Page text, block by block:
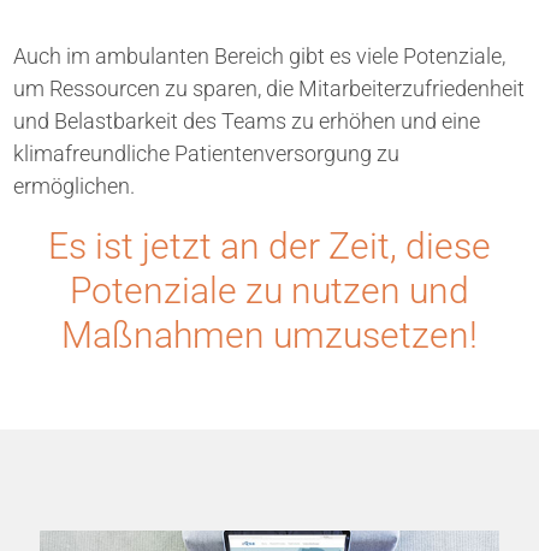
Auch im ambulanten Bereich gibt es viele Potenziale,
um Ressourcen zu sparen, die Mitarbeiterzufriedenheit
und Belastbarkeit des Teams zu erhöhen und eine
klimafreundliche Patientenversorgung zu
ermöglichen.
Es ist jetzt an der Zeit, diese
Potenziale zu nutzen und
Maßnahmen umzusetzen!